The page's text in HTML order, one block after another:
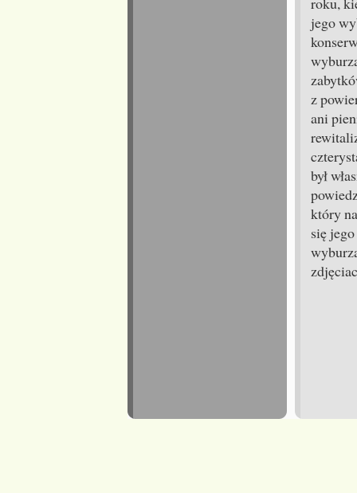
jego
z
ani
był
który
się